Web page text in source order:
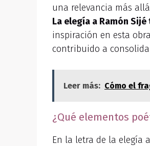
una relevancia más
La elegía a Ramón
inspiración en esta
contribuido a
Leer más: Cómo el
¿Qué elementos
En la letra de la elegía